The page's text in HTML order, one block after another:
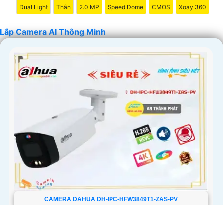
[Công ty TNHH TMDV và đầu ưt An Thành Phát]
Dual Light Thân 2.0 MP Speed Dome CMOS Xoay 360
Lắp Camera AI Thông Minh
CAMERA DAHUA DH-IPC-HFW3849T1-ZAS-PV